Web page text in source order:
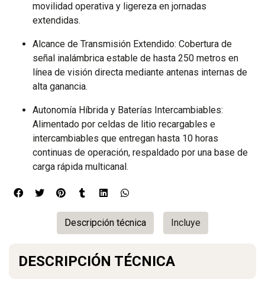
movilidad operativa y ligereza en jornadas
extendidas.
Alcance de Transmisión Extendido: Cobertura de
señal inalámbrica estable de hasta 250 metros en
línea de visión directa mediante antenas internas de
alta ganancia.
Autonomía Híbrida y Baterías Intercambiables:
Alimentado por celdas de litio recargables e
intercambiables que entregan hasta 10 horas
continuas de operación, respaldado por una base de
carga rápida multicanal.
DESCRIPCIÓN TÉCNICA
Descripción técnica Incluye